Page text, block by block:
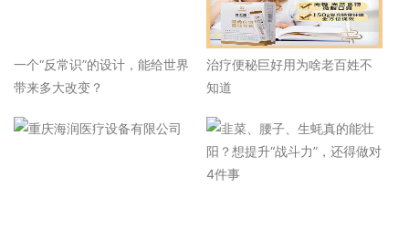
一个“反常识”的设计，能给世界
带来多大改变？
治疗便秘巨好用为啥老百姓不
知道